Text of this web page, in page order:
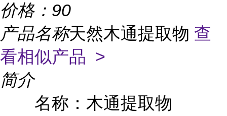
价格： 90
产品名称天然木通提取物 查
看相似产品 >
简介
名称：木通提取物